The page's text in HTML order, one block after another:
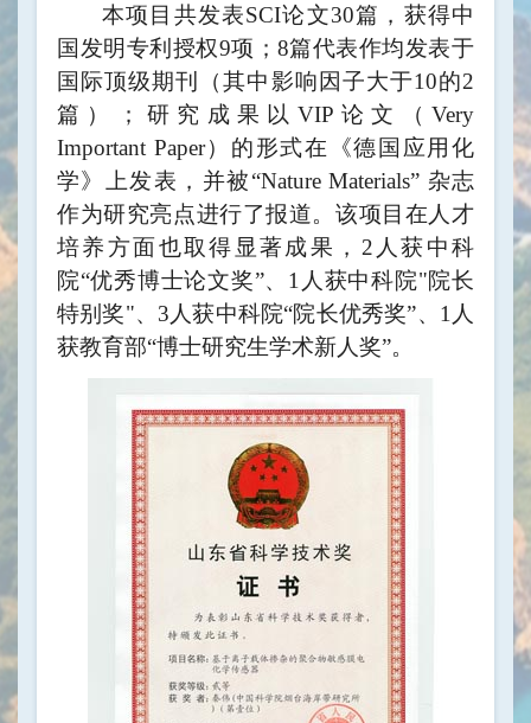
本项目共发表SCI论文30篇，获得中
国发明专利授权9项；8篇代表作均发表于
国际顶级期刊（其中影响因子大于10的2
篇）；研究成果以VIP论文（Very
Important Paper）的形式在《德国应用化
学》上发表，并被“Nature Materials” 杂志
作为研究亮点进行了报道。该项目在人才
培养方面也取得显著成果，2人获中科
院“优秀博士论文奖”、1人获中科院"院长
特别奖"、3人获中科院“院长优秀奖”、1人
获教育部“博士研究生学术新人奖”。